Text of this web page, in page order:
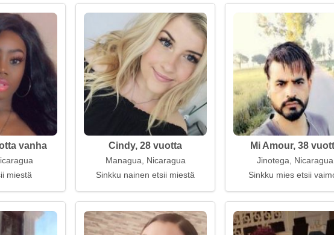
vanha
miestä
Cindy, 28 vuotta
Managua, Nicaragua
Sinkku nainen etsii miestä
Mi Amour, 38
Jinotega, Nicaragua
Sinkku mies etsii